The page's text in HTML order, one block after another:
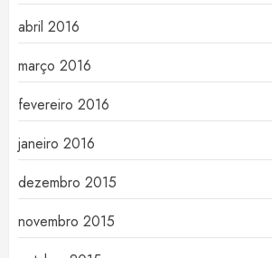
abril 2016
março 2016
fevereiro 2016
janeiro 2016
dezembro 2015
novembro 2015